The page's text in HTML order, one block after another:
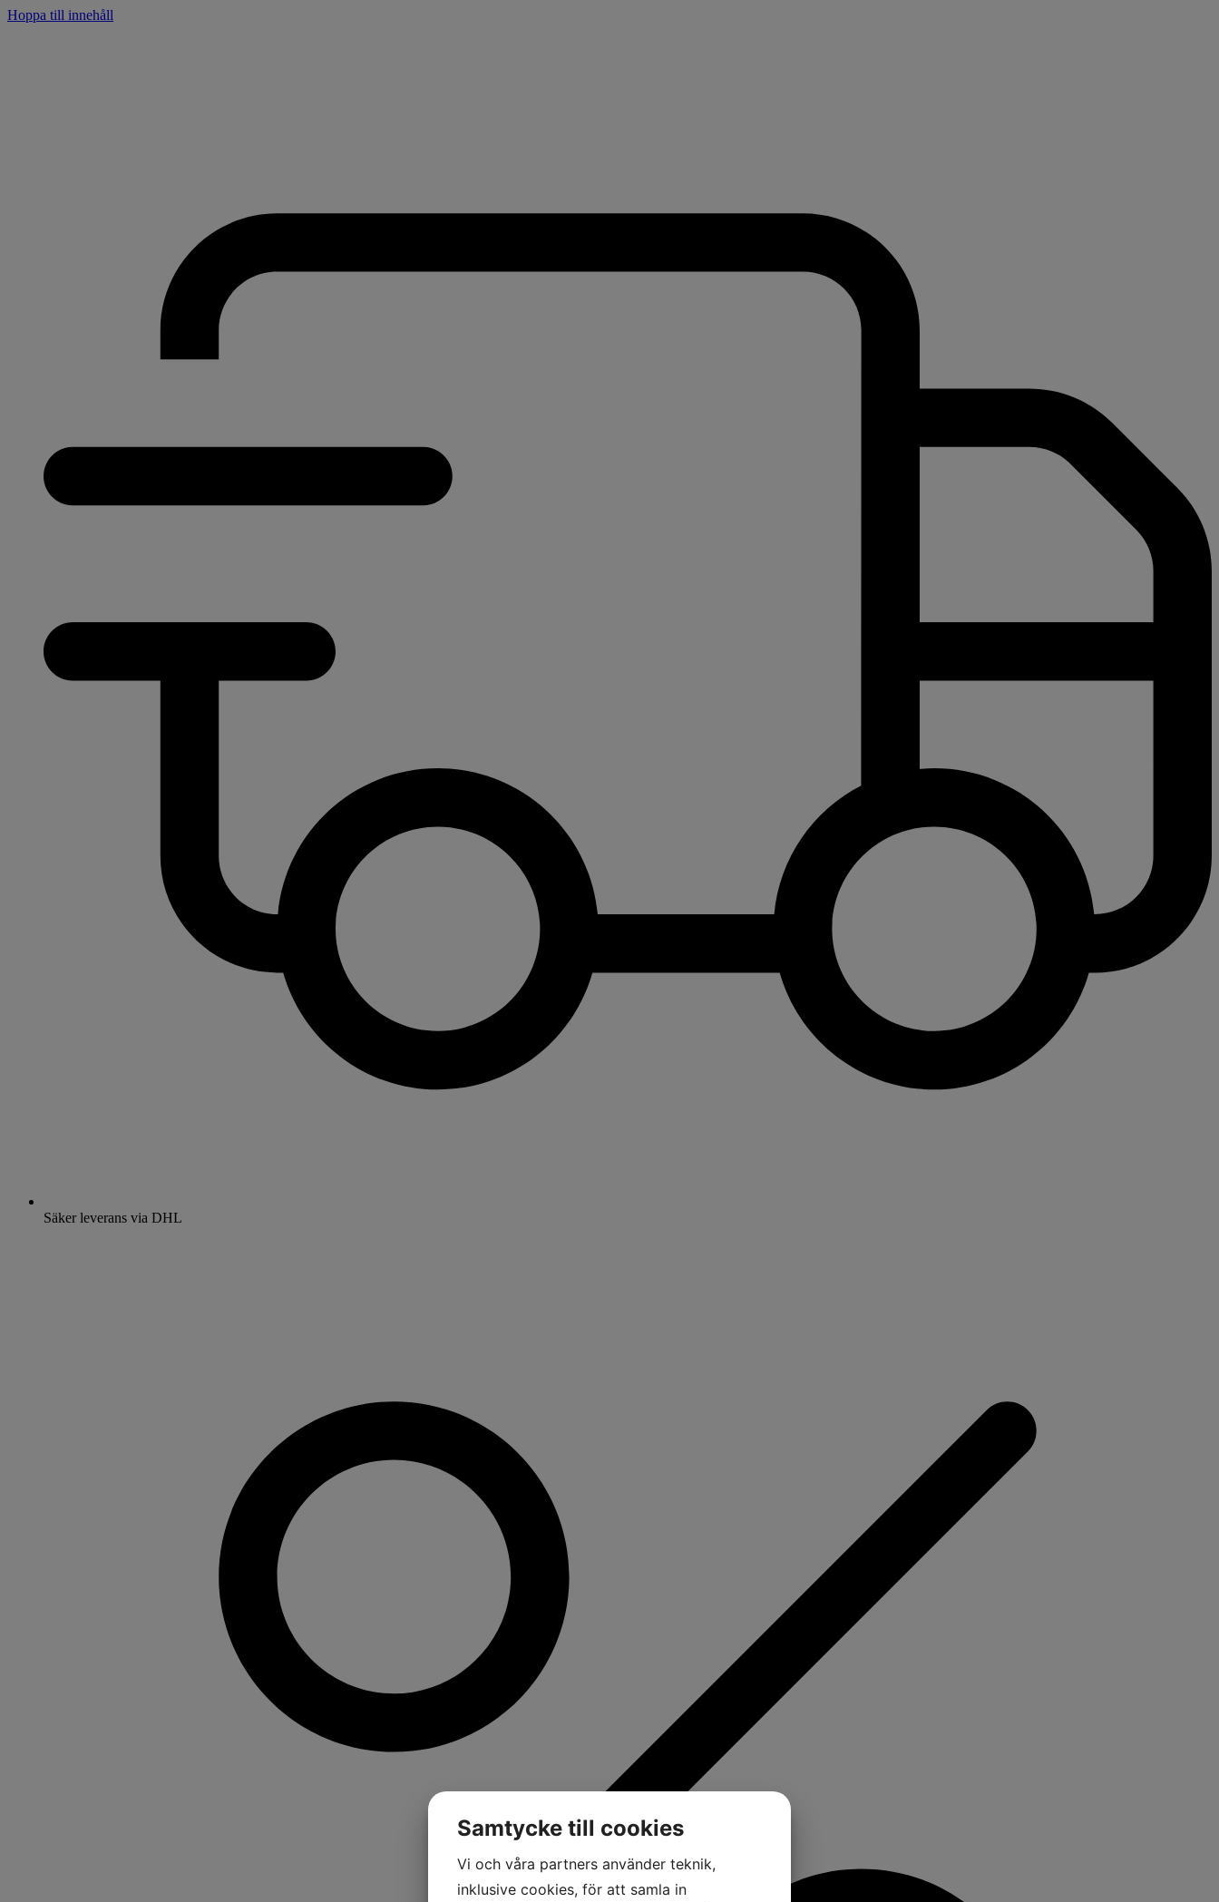
Hoppa till innehåll
Säker leverans via DHL
Samtycke till cookies
Vi och våra partners använder teknik,
inklusive cookies, för att samla in